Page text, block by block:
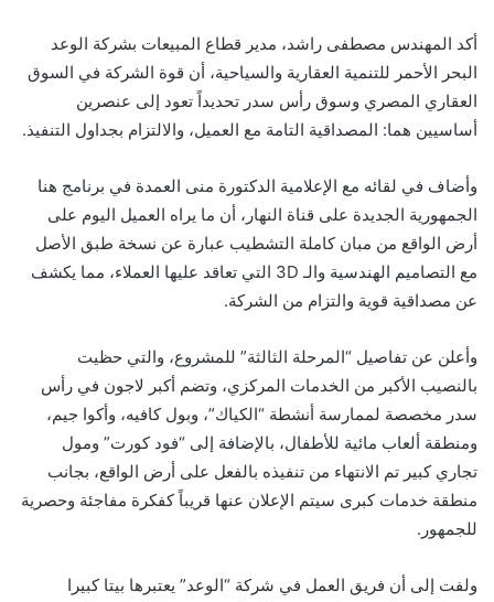
أكد المهندس مصطفى راشد، مدير قطاع المبيعات بشركة الوعد
البحر الأحمر للتنمية العقارية والسياحية، أن قوة الشركة في السوق
العقاري المصري وسوق رأس سدر تحديداً تعود إلى عنصرين
أساسيين هما: المصداقية التامة مع العميل، والالتزام بجداول التنفيذ.
وأضاف في لقائه مع الإعلامية الدكتورة منى العمدة في برنامج هنا
الجمهورية الجديدة على قناة النهار، أن ما يراه العميل اليوم على
أرض الواقع من مبان كاملة التشطيب عبارة عن نسخة طبق الأصل
مع التصاميم الهندسية والـ 3D التي تعاقد عليها العملاء، مما يكشف
عن مصداقية قوية والتزام من الشركة.
وأعلن عن تفاصيل “المرحلة الثالثة” للمشروع، والتي حظيت
بالنصيب الأكبر من الخدمات المركزي، وتضم أكبر لاجون في رأس
سدر مخصصة لممارسة أنشطة “الكياك”، وبول كافيه، وأكوا جيم،
ومنطقة ألعاب مائية للأطفال، بالإضافة إلى “فود كورت” ومول
تجاري كبير تم الانتهاء من تنفيذه بالفعل على أرض الواقع، بجانب
منطقة خدمات كبرى سيتم الإعلان عنها قريباً كفكرة مفاجئة وحصرية
للجمهور.
ولفت إلى أن فريق العمل في شركة “الوعد” يعتبرها بيتا كبيرا